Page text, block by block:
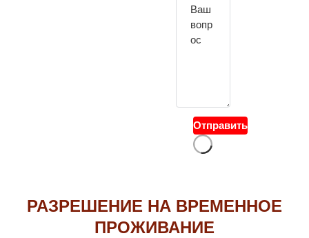
Отправить
РАЗРЕШЕНИЕ НА ВРЕМЕННОЕ
ПРОЖИВАНИЕ